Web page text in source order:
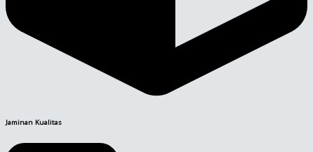
Jaminan Kualitas